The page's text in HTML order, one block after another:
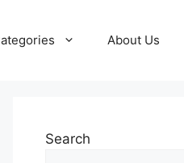
About Us
Search